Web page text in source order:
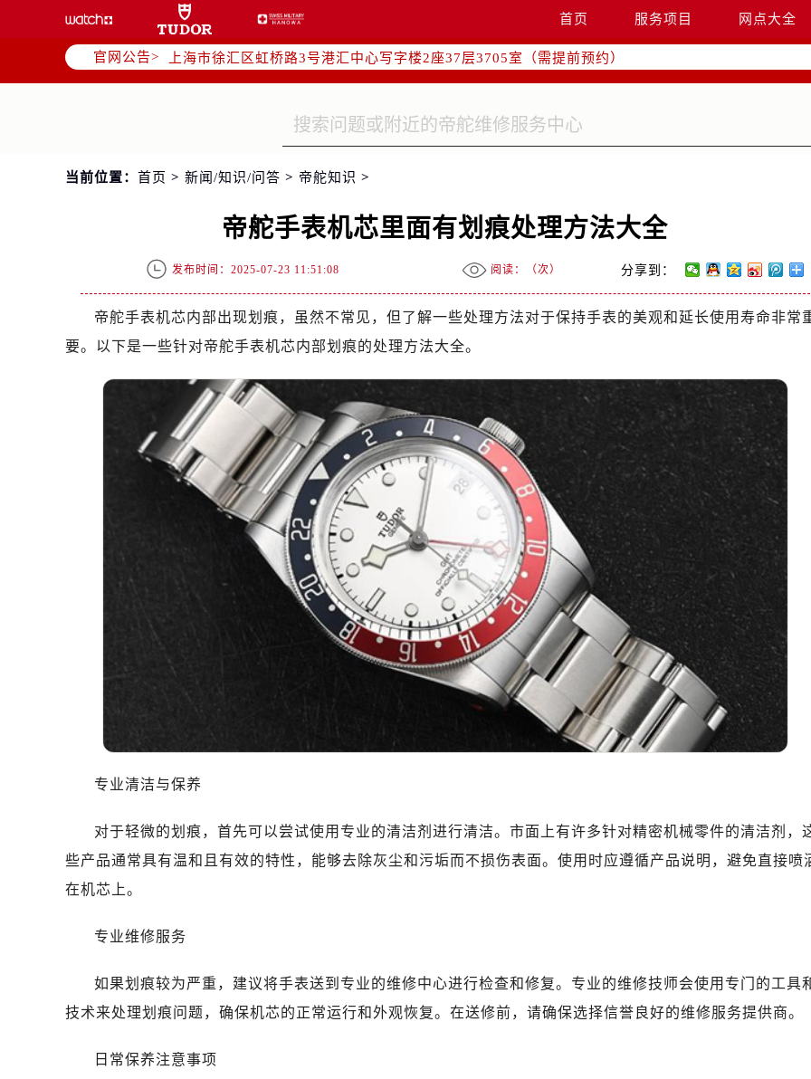
首页 服务项目 网点大全
官网公告>
北京市朝阳区建国门外大街甲6号华熙国际中心写字楼D座11层1102室（需提前预约）
天津市和平区赤峰道136号天津国际金融中心写字楼26层2603室（需提前预约）
上海市徐汇区虹桥路3号港汇中心写字楼2座37层3705室（需提前预约）
上海市黄浦区南京东路299号宏伊国际广场写字楼8层806室（需提前预约）
常州市新北区龙锦路1590号现代传媒中心写字楼5号楼10层1008室（需提前预约）
扬州市邗江区国展路29号星耀天地写字楼1号楼18层1803室（需提前预约）
泰州市海陵区永定东路399号置地商务中心东塔写字楼（华润万象城）17层1706室（需提前预约）
宁波市江北区大闸南路500号来福士广场办公楼20层2009室（需提前预约）
金华市金东区东市南街777号金华万达广场写字楼4号楼22层2209室（需提前预约）
绍兴市越城区胜利东路379号世茂天际中心写字楼8层805室（需提前预约）
南昌市红谷滩新区红谷中大道998号绿地双子塔（中央广场）A1座办公楼14层07室（需提前预约）
济南市历下区经十路11111号华润中心写字楼（万象城）15层1508室（需提前预约）
广州市天河区天河路230号万菱汇国际中心写字楼A塔7层704室（需提前预约）
广州市越秀区环市东路371-375号世界贸易中心大厦南塔写字楼15层07室（需提前预约）
深圳市罗湖区深南东路5001号华润大厦写字楼17层1701室（需提前预约）
惠州市惠城区江北文昌一路7号华贸大厦写字楼1座30层05室（需提前预约）
厦门市思明区湖滨东路95号华润大厦写字楼B座11层1104室（需提前预约）
福州市晋安区横屿路9号东二环泰禾中心写字楼2号楼5层509室（需提前预约）
成都市锦江区人民东路6号SAC东原中心写字楼24层2406B室（需提前预约）
重庆市江北区观音桥步行街2号融恒时代广场写字楼9层902室（需提前预约）
长沙市芙蓉区定王台街道建湘路393号世茂环球金融中心写字楼（芙蓉广场）10层13室（需提前预约）
郑州市二七区铭功路10号华润大厦写字楼29层2905室（需提前预约）
太原市迎泽区解放路15号亨得利名表服务中心（品牌授权店）3层整层（需提前预约）
沈阳市沈河区中街路137号亨得利名表服务中心（品牌授权店）1层整层（需提前预约）
沈阳市沈河区中街路83号亨得利名表服务中心（品牌授权店）1层整层（需提前预约）
温州市鹿城区锦绣路1067号置信广场10层1015室（需提前预约）
大连市中山区人民路15号国际金融大厦7层G室（需提前预约）
佛山市禅城区季华五路57号万科金融中心C座12层1205室（需提前预约）
南通市崇川区工农路57号圆融广场写字楼16层1603室（需提前预约）
武汉市江汉区解放大道686号世界贸易大厦38层09室（需提前预约）
南宁市青秀区金湖路59号地王大厦12楼1224室（需提前预约）
泉州市丰泽区宝洲路729号浦西万达中心写字楼A座7楼709室（需提前预约）
当前位置： 首页 > 新闻/知识/问答 > 帝舵知识 >
帝舵手表机芯里面有划痕处理方法大全
发布时间：2025-07-23 11:51:08 阅读：（次） 分享到：
帝舵手表机芯内部出现划痕，虽然不常见，但了解一些处理方法对于保持手表的美观和延长使用寿命非常
要。以下是一些针对帝舵手表机芯内部划痕的处理方法大全。
专业清洁与保养
对于轻微的划痕，首先可以尝试使用专业的清洁剂进行清洁。市面上有许多针对精密机械零件的清洁剂，
些产品通常具有温和且有效的特性，能够去除灰尘和污垢而不损伤表面。使用时应遵循产品说明，避免直接喷
在机芯上。
专业维修服务
如果划痕较为严重，建议将手表送到专业的维修中心进行检查和修复。专业的维修技师会使用专门的工具
技术来处理划痕问题，确保机芯的正常运行和外观恢复。在送修前，请确保选择信誉良好的维修服务提供商。
日常保养注意事项